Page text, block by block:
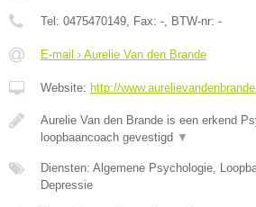
Tel: 0475470149 , Fax: - , BTW-nr: -
E-mail › Aurelie Van den Brande
Website: http://
Aurelie Van den Brande is een erkend
loopbaancoach gevestigd ▼
Diensten: Algemene Psychologie,
Depressie